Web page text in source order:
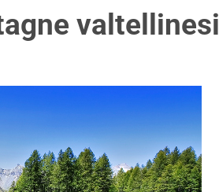
valtellinesi